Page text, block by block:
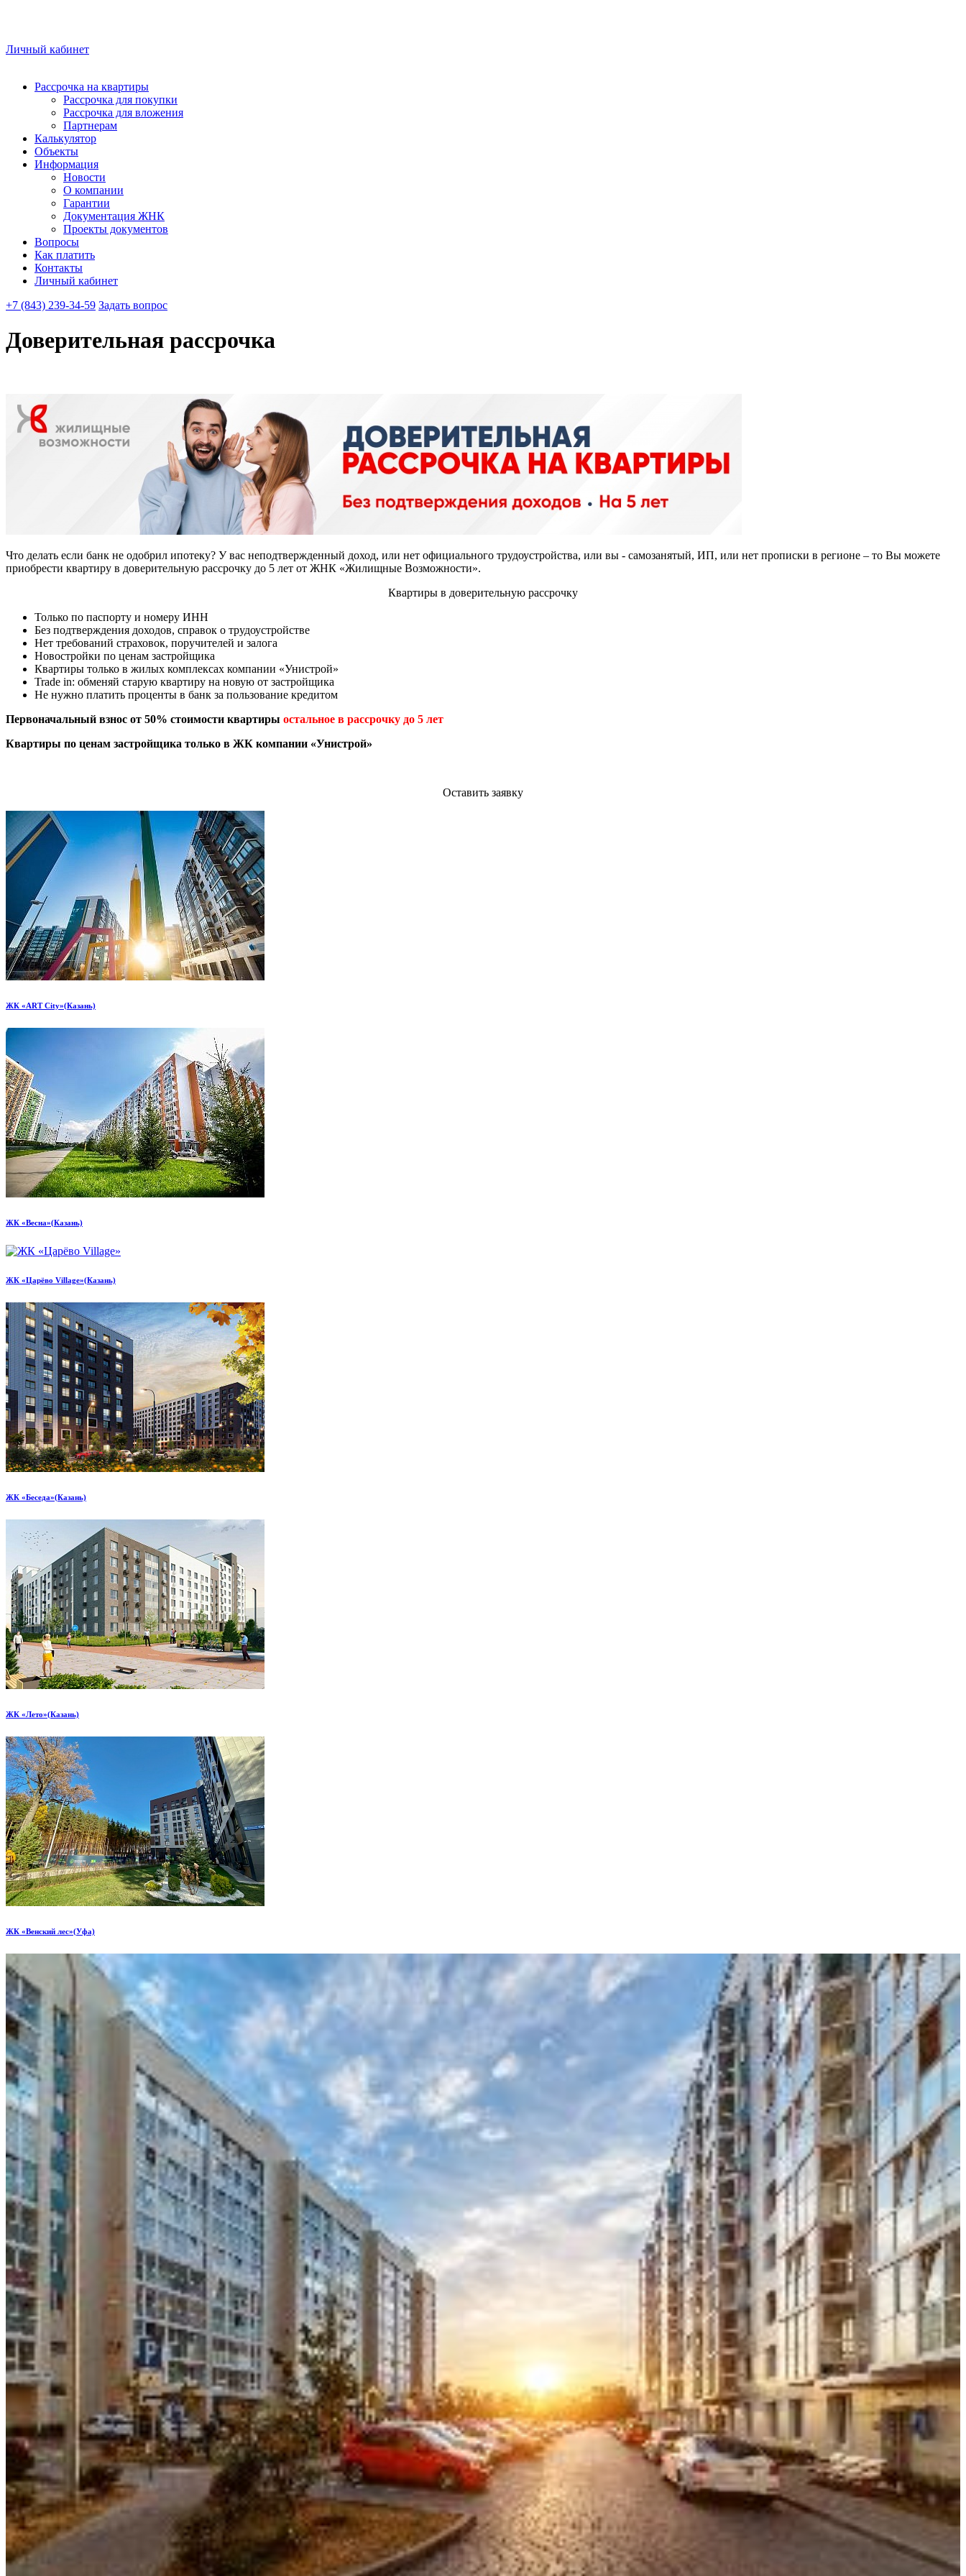
Личный кабинет
Рассрочка на квартиры
Рассрочка для покупки
Рассрочка для вложения
Партнерам
Калькулятор
Объекты
Информация
Новости
О компании
Гарантии
Документация ЖНК
Проекты документов
Вопросы
Как платить
Контакты
Личный кабинет
+7 (843) 239-34-59 Задать вопрос
Доверительная рассрочка
Что делать если банк не одобрил ипотеку? У вас неподтвержденный доход, или нет официального трудоустройства, или вы - самозанятый, ИП, или нет прописки в регионе – то Вы можете
приобрести квартиру в доверительную рассрочку до 5 лет от ЖНК «Жилищные Возможности».
Квартиры в доверительную рассрочку
Только по паспорту и номеру ИНН
Без подтверждения доходов, справок о трудоустройстве
Нет требований страховок, поручителей и залога
Новостройки по ценам застройщика
Квартиры только в жилых комплексах компании «Унистрой»
Trade in: обменяй старую квартиру на новую от застройщика
Не нужно платить проценты в банк за пользование кредитом
Первоначальный взнос от 50% стоимости квартиры остальное в рассрочку до 5 лет
Квартиры по ценам застройщика только в ЖК компании «Унистрой»
Оставить заявку
ЖК «ART Сity»(Казань)
ЖК «Весна»(Казань)
ЖК «Царёво Village»(Казань)
ЖК «Беседа»(Казань)
ЖК «Лето»(Казань)
ЖК «Венский лес»(Уфа)